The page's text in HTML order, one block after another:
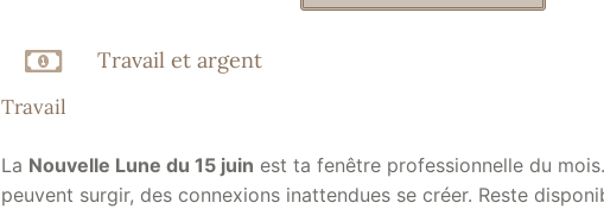
Travail et argent
Travail
La Nouvelle Lune du 15 juin est ta fenêtre professionnelle du
peuvent surgir, des connexions inattendues se créer. Reste